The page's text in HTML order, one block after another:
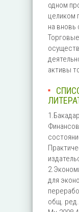
одном
целиком
на вновь
активы
для
общ.